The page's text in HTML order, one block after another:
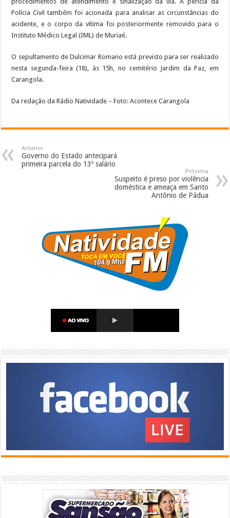
Polícia Civil também foi acionada para analisar as circunstâncias do
acidente, e o corpo da vítima foi posteriormente removido para o
Instituto Médico Legal (IML) de Muriaé.
O sepultamento de Dulcimar Romano está previsto para ser realizado
nesta segunda-feira (18), às 15h, no cemitério Jardim da Paz, em
Carangola.
Da redação da Rádio Natividade – Foto: Acontece Carangola
Anterior
Governo do Estado antecipará
primeira parcela do 13º salário
Próxima
Suspeito é preso por violência
doméstica e ameaça em Santo
Antônio de Pádua